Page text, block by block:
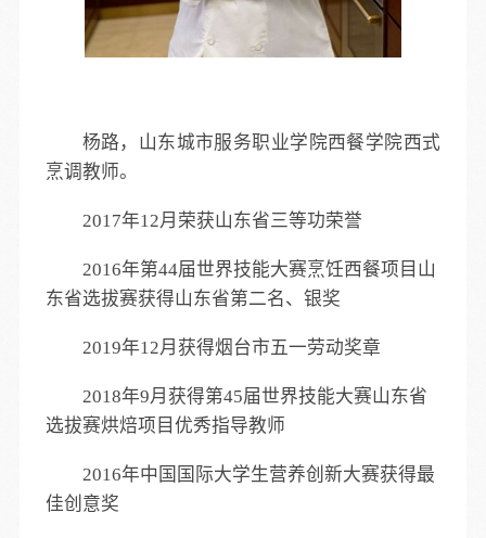
杨路，山东城市服务职业学院西餐学院西式
烹调教师。
2017年12月荣获山东省三等功荣誉
2016年第44届世界技能大赛烹饪西餐项目山
东省选拔赛获得山东省第二名、银奖
2019年12月获得烟台市五一劳动奖章
2018年9月获得第45届世界技能大赛山东省
选拔赛烘焙项目优秀指导教师
2016年中国国际大学生营养创新大赛获得最
佳创意奖